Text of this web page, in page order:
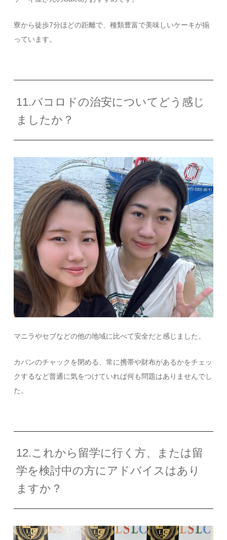
寮から徒歩7分ほどの距離で、種類豊富で美味しいケーキが揃
っています。
11.バコロドの治安についてどう感じ
ましたか？
マニラやセブなどの他の地域に比べて安全だと感じました。
カバンのチャックを閉める、常に携帯や財布があるかをチェッ
クするなど普通に気をつけていれば何も問題はありませんでし
た。
12.これから留学に行く方、または留
学を検討中の方にアドバイスはあり
ますか？